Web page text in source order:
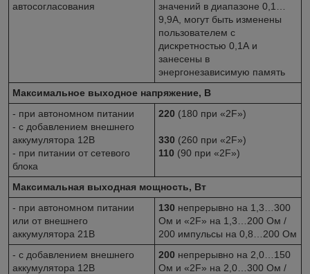
автосогласования
значений в диапазоне 0,1…
9,9А, могут быть изменены
пользователем с
дискретностью 0,1А и
занесены в
энергонезависимую память
Максимальное выходное напряжение, В
- при автономном питании
- с добавлением внешнего
аккумулятора 12В
- при питании от сетевого
блока
220 (180 при «2F»)
330 (260 при «2F»)
110 (90 при «2F»)
Максимальная выходная мощность, Вт
- при автономном питании
или от внешнего
аккумулятора 21В
130 непрерывно на 1,3…300
Ом и «2F» на 1,3…200 Ом /
200 импульсы на 0,8…200 Ом
- с добавлением внешнего
аккумулятора 12В
200 непрерывно на 2,0…150
Ом и «2F» на 2,0…300 Ом /